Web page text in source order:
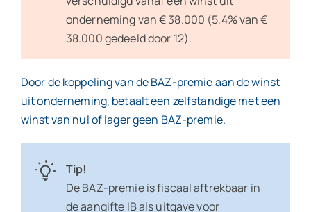
onderneming van € 38.000 (5,4% van €
38.000 gedeeld door 12).
Door de koppeling van de BAZ-premie aan de winst
uit onderneming, betaalt een zelfstandige met een
winst van nul of lager geen BAZ-premie.
Tip!
De BAZ-premie is fiscaal aftrekbaar in
de aangifte IB als uitgave voor